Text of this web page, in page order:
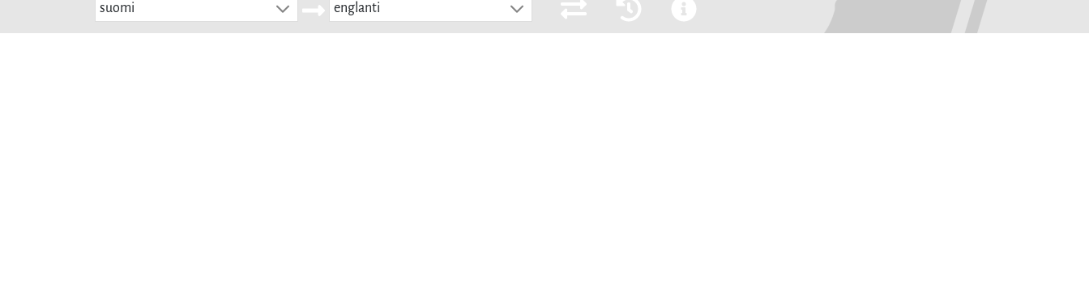
suomi englanti